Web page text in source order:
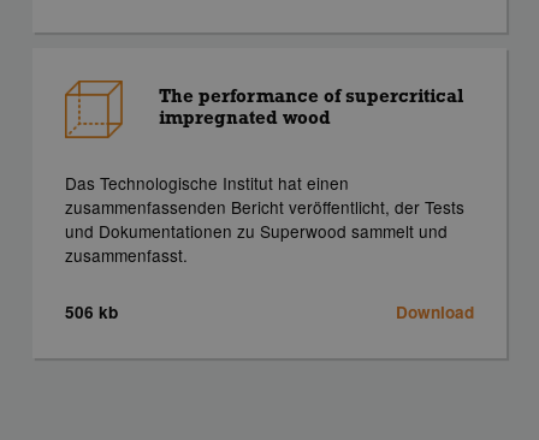
The performance of supercritical
impregnated wood
Das Technologische Institut hat einen
zusammenfassenden Bericht veröffentlicht, der Tests
und Dokumentationen zu Superwood sammelt und
zusammenfasst.
506 kb Download